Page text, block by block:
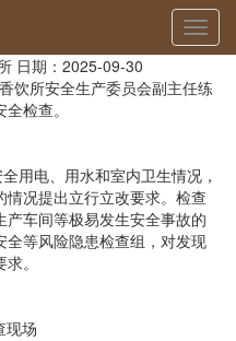
切
换
航
日期：2025-09-30
所安全生产委员会副主任练
检查。
电、用水和室内卫生情况，
况提出立行立改要求。检查
车间等极易发生安全事故的
等风险隐患检查组，对发现
。
现场